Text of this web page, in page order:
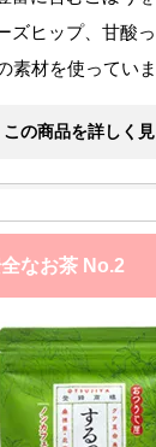
ズヒップ、甘酸
素材を使っていま
この商品を詳しく
なお茶 No.2